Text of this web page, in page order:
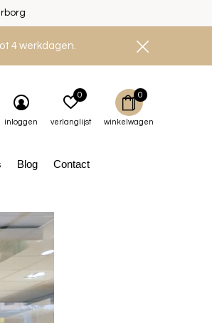
4 werkdagen.
Blog Contact
inloggen verlanglijst
0
winkelwagen
0